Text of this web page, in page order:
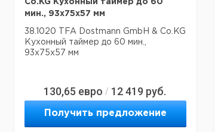
Co.KG Кухонный таймер до 60
мин., 93x75x57 мм
38.1020 TFA Dostmann GmbH & Co.KG
Кухонный таймер до 60 мин.,
93x75x57 мм
130,65 евро / 12 419 руб.
Получить предложение